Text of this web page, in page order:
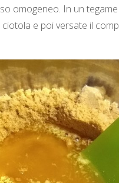
omogeneo. In un
e poi versate il